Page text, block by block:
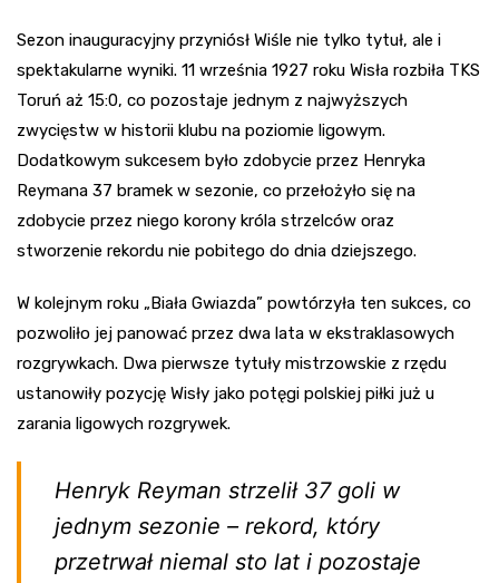
Sezon inauguracyjny przyniósł Wiśle nie tylko tytuł, ale i
spektakularne wyniki. 11 września 1927 roku Wisła rozbiła TKS
Toruń aż 15:0, co pozostaje jednym z najwyższych
zwycięstw w historii klubu na poziomie ligowym.
Dodatkowym sukcesem było zdobycie przez Henryka
Reymana 37 bramek w sezonie, co przełożyło się na
zdobycie przez niego korony króla strzelców oraz
stworzenie rekordu nie pobitego do dnia dziejszego.
W kolejnym roku „Biała Gwiazda” powtórzyła ten sukces, co
pozwoliło jej panować przez dwa lata w ekstraklasowych
rozgrywkach. Dwa pierwsze tytuły mistrzowskie z rzędu
ustanowiły pozycję Wisły jako potęgi polskiej piłki już u
zarania ligowych rozgrywek.
Henryk Reyman strzelił 37 goli w
jednym sezonie – rekord, który
przetrwał niemal sto lat i pozostaje